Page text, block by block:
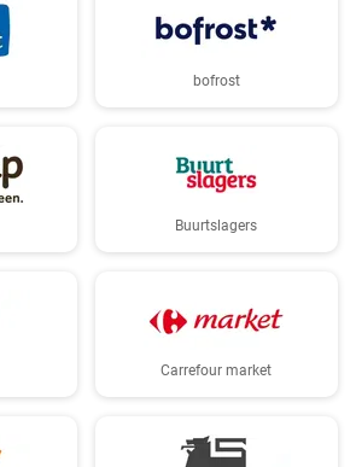
bofrost
Buurtslagers
Carrefour market